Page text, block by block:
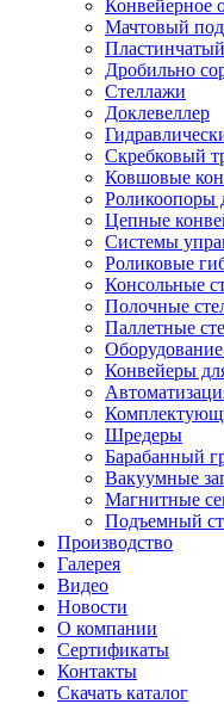
Конвейерное
Мачтовый
Дробильно
Стеллажи
Доклевеллер
Скребковый
Ковшовые
Роликоопоры
Цепные
Системы
Роликовые
Консольные
Полочные
Паллетные
Оборудование
Конвейеры
Шредеры
Барабанный
Вакуумные
Магнитные
Подъемный
Производство
Галерея
Видео
Новости
О компании
Сертификаты
Контакты
Скачать каталог